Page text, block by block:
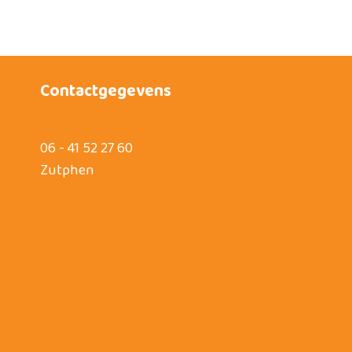
Contactgegevens
06 - 41 52 27 60
Zutphen